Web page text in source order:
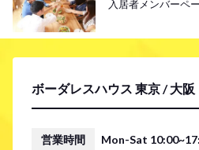
ボーダレスハウス 東京 / 大
営業時間 Mon-Sat
入居者メンバーペ